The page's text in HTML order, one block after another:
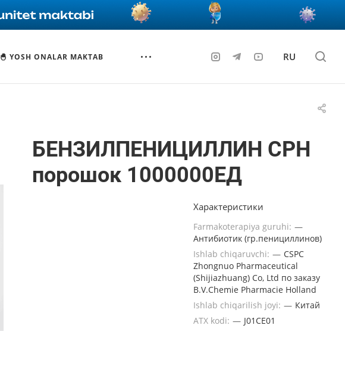
🐣 YOSH ONALAR MAKTAB RU
БЕНЗИЛПЕНИЦИЛЛИН СРН
порошок 1000000ЕД
Характеристики
Farmakoterapiya guruhi: —
Антибиотик (гр.пенициллинов)
Ishlab chiqaruvchi: — CSPC
Zhongnuo Pharmaceutical
(Shijiazhuang) Co, Ltd по заказу
B.V.Chemie Pharmacie Holland
Ishlab chiqarilish joyi: — Китай
ATX kodi: — J01CE01